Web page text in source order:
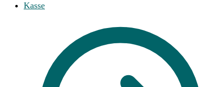
Kasse